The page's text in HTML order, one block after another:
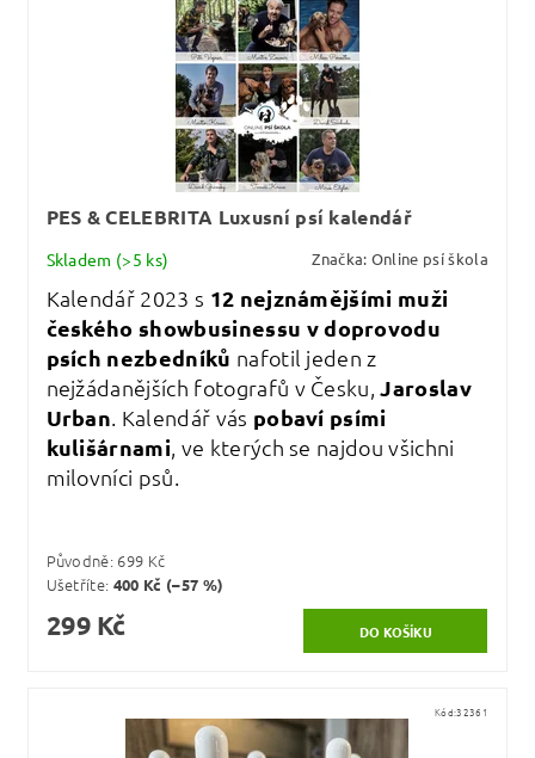
PES & CELEBRITA Luxusní psí kalendář
Skladem (>5 ks) Značka: Online psí škola
Kalendář 2023 s 12 nejznámějšími muži
českého showbusinessu v doprovodu
psích nezbedníků nafotil jeden z
nejžádanějších fotografů v Česku,Jaroslav
Urban. Kalendář vás pobaví psími
kulišárnami, ve kterých se najdou všichni
milovníci psů.
Původně: 699 Kč
Ušetříte: 400 Kč (–57 %)
299 Kč
Kód:32361